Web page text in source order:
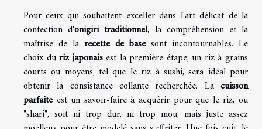
Pour ceux qui souhaitent exceller dans l'art délicat de la
confection d'onigiri traditionnel, la compréhension et la
maîtrise de la recette de basesont incontournables. Le
choix duriz japonaisest la première étape; un riz à grains
courts ou moyens, tel que le riz à sushi, sera idéal pour
obtenir la consistance collante recherchée. La cuisson
parfaiteest un savoir-faire à acquérir pour que le riz, ou
"shari", soit ni trop dur, ni trop mou, mais juste assez